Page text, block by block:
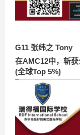
G11 张纬之 Tony
在AMC12中，斩
(全球Top 5%)